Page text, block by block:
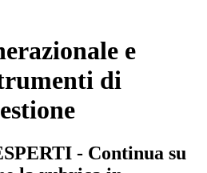
e
di
- Continua su